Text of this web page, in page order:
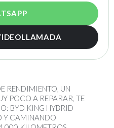
RENDIMIENTO, UN
POCO A REPARAR, TE
BYD KING HYBRID
Y CAMINANDO